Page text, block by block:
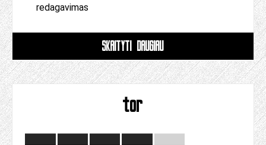
redagavimas
SKAITYTI DAUGIAU
tor